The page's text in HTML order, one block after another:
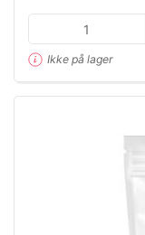
Ikke på lager